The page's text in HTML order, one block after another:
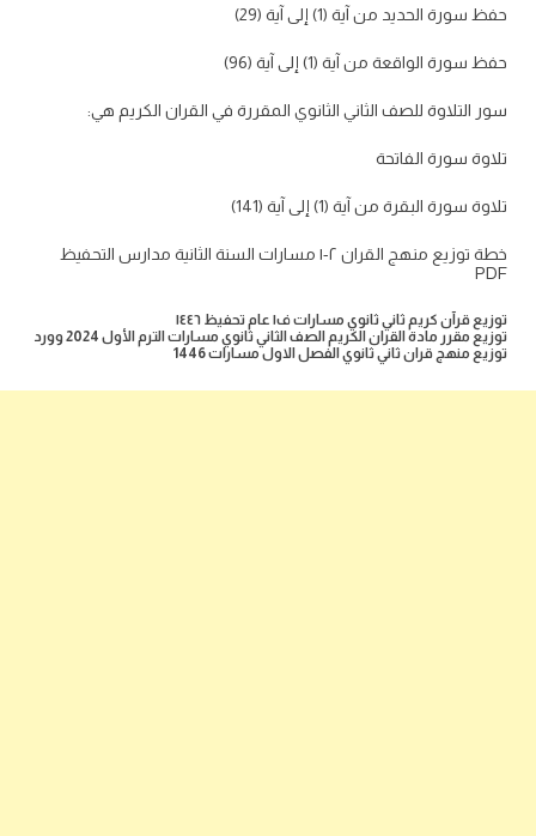
حفظ سورة الحديد من آية (1) إلى آية (29)
حفظ سورة الواقعة من آية (1) إلى آية (96)
سور التلاوة للصف الثاني الثانوي المقررة في القران الكريم هي:
تلاوة سورة الفاتحة
تلاوة سورة البقرة من آية (1) إلى آية (141)
خطة توزيع منهج القران ٢-١ مسارات السنة الثانية مدارس التحفيظ
PDF
توزيع قرآن كريم ثاني ثانوي مسارات ف١ عام تحفيظ ١٤٤٦
توزيع مقرر مادة القران الكريم الصف الثاني ثانوي مسارات الترم الأول 2024 وورد
توزيع منهج قران ثاني ثانوي الفصل الاول مسارات 1446